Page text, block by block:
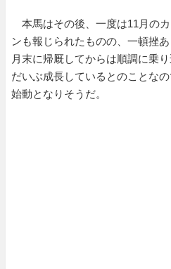
本馬はその後、一度は11月の
ンも報じられたものの、一頓挫
月末に帰厩してからは順調に乗
だいぶ成長しているとのことな
始動となりそうだ。